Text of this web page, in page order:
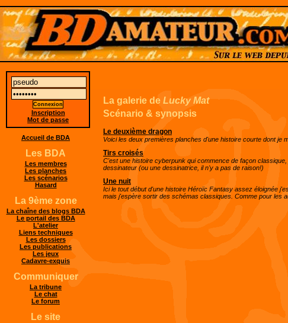
La galerie de Lucky Mat
Scénario & synopsis
Le deuxième dragon
Voici les deux premières planches d'une histoire courte dont
Tirs croisés
C'est une histoire cyberpunk qui commence de façon
dessinateur (ou une dessinatrice, il n'y a pas de raison!)
Une nuit
Ici le tout début d'une histoire Héroïc Fantasy assez éloignée
mais j'espère sortir des schémas classiques. Comme pour les
Inscription
Mot de passe
Accueil de BDA
Les BDA
Les membres
Les planches
Les scénarios
Hasard
La 9ème zone
La chaîne des blogs BDA
Le portail des BDA
L'atelier
Liens techniques
Les dossiers
Les publications
Les jeux
Cadavre-exquis
Communiquer
La tribune
Le chat
Le forum
Le site